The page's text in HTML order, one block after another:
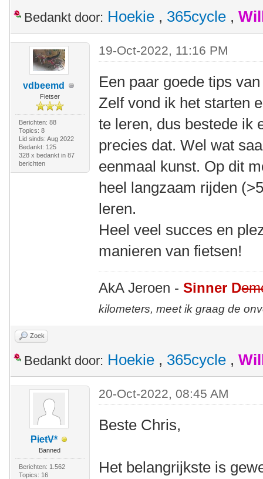
Bedankt door: Hoekie , 365cycle ,
vdbeemd
Fietser
Berichten: 88
Topics: 8
Lid sinds: Aug 2022
Bedankt: 125
328 x bedankt in 87
berichten
19-Oct-2022, 11:16 PM
Een paar goede tips
Zelf vond ik het starten
te leren, dus bestede ik
precies dat. Wel wat
eenmaal kunst. Op dit
heel langzaam rijden
leren.
Heel veel succes en
manieren van fietsen!
AkA Jeroen -Sinner D
kilometers, meet ik graag de
Zoek
Bedankt door: Hoekie , 365cycle ,
PietV*
Banned
Berichten: 1.562
Topics: 16
20-Oct-2022, 08:45 AM
Beste Chris,
Het belangrijkste is